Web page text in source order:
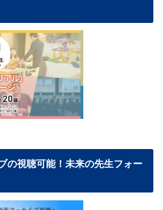
の視聴可能！未来の先生フォー